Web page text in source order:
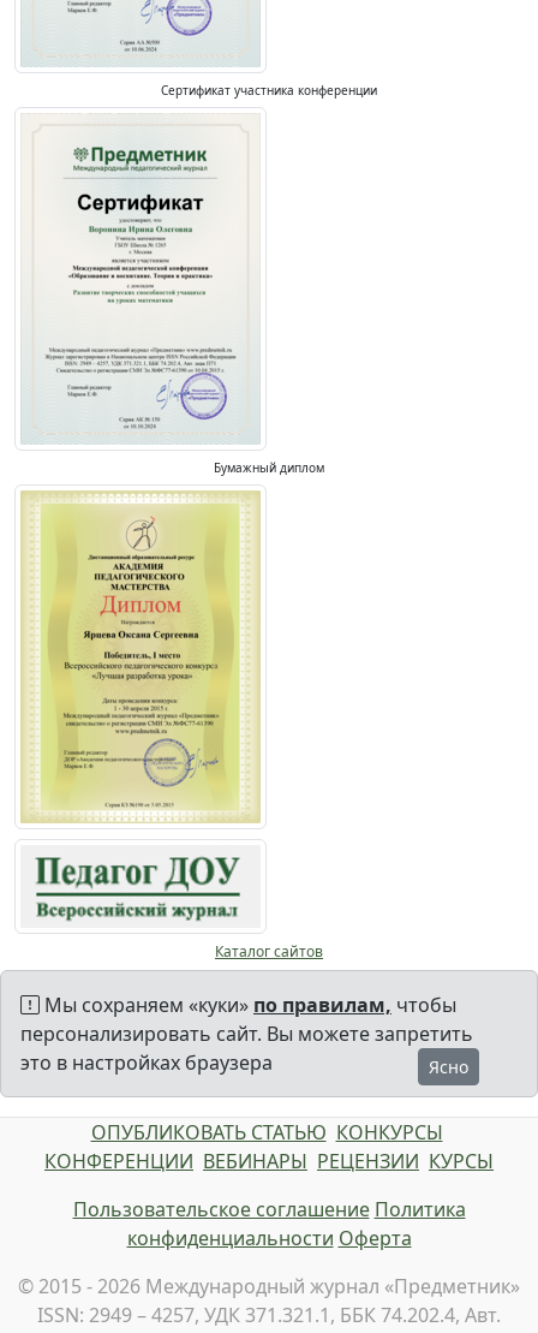
Сертификат участника конференции
Бумажный диплом
Каталог сайтов
Мы сохраняем «куки» по правилам, чтобы
персонализировать сайт. Вы можете запретить
это в настройках браузера
Ясно
ОПУБЛИКОВАТЬ СТАТЬЮ КОНКУРСЫ
КОНФЕРЕНЦИИ ВЕБИНАРЫ РЕЦЕНЗИИ КУРСЫ
Пользовательское соглашение Политика
конфиденциальности Оферта
© 2015 - 2026 Международный журнал «Предметник»
ISSN: 2949 – 4257, УДК 371.321.1, ББК 74.202.4, Авт.